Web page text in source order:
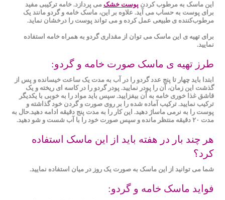
این ماسک به مرطوب کردن پوست خشک می پردازد. خامه ترکیبی مفید
برای پوست به حساب می آید. علاوه بر این، ماسک خامه و گردو مانند یک
مرطوب‌کننده ‌ی طبیعی عمل کرده و می تواند پوست را درخشان نماید.
برای تهیه ی این ماسک می توان از مقداری گردو به همراه خامه استفاده
نمایید.
طرز تهیه ی ماسک صورت خامه و گردو:
ابتدا باید چهار تا پنج عدد گردو را در آب به مدت یک ساعت خیسانده و پس از
گذشت این زمان، آن را پودر نمایید. پودر گردو را در کاسه ای ریخته و یک
قاشق غذا خوری خامه به آن بیفزایید. سپس باید مواد را به خوبی با یکدیگر
ترکیب نمایید. ترکیب آماده شده را بر روی صورت و گردن خود گذاشته و
پوست را به ‌نرمی ماساژ دهید. این کار را به مدت پنج دقیقه ادامه دهید‌.حال به
مدت ۲۰ دقیقه منتظر مانده و سپس صورت خود را با آب شست و شو دهید.
هر چند بار در هفته باید از این ماسک استفاده
کرد؟
شما می‌ توانید از این ماسک به صورت یک روز در میان استفاده نمایید.
فواید ماسک خامه و گردو: